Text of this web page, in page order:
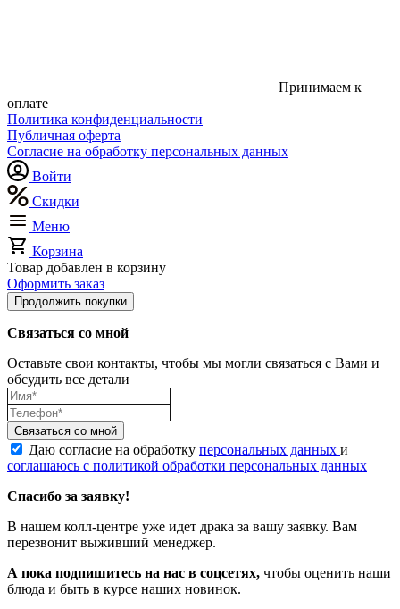
Принимаем к
оплате
Политика конфиденциальности
Публичная оферта
Согласие на обработку персональных данных
Войти
Скидки
Меню
Корзина
Товар добавлен в корзину
Оформить заказ
Продолжить покупки
Связаться со мной
Оставьте свои контакты, чтобы мы могли связаться с Вами и
обсудить все детали
Связаться со мной
Даю согласие на обработку персональных данных и
соглашаюсь с политикой обработки персональных данных
Спасибо за заявку!
В нашем колл-центре уже идет драка за вашу заявку. Вам
перезвонит выживший менеджер.
А пока подпишитесь на нас в соцсетях, чтобы оценить наши
блюда и быть в курсе наших новинок.